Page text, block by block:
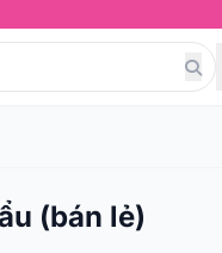
(bán lẻ)